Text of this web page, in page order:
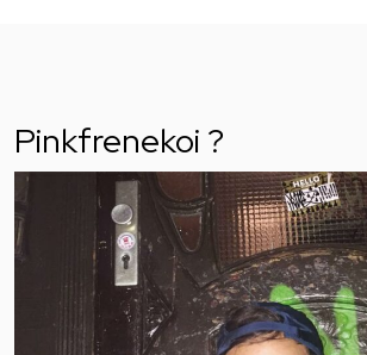
Pinkfrenekoi ?